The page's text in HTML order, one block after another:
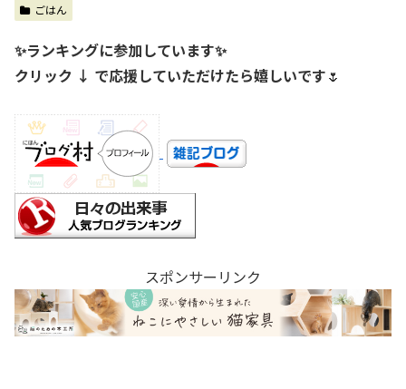
ごはん
✨ランキングに参加しています✨
クリック ↓ で応援していただけたら嬉しいです🌷
スポンサーリンク